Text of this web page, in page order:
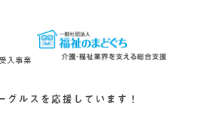
グルスを応援しています！